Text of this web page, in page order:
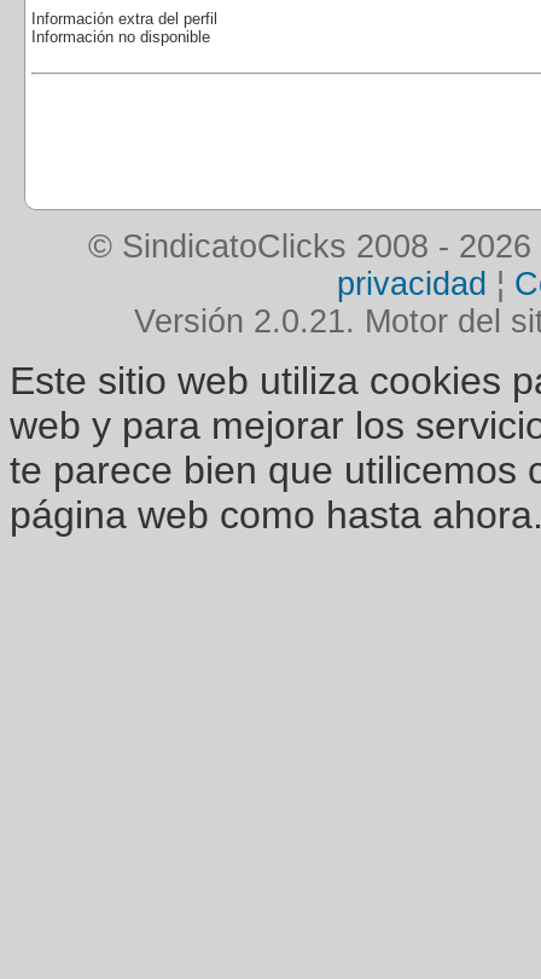
Información extra del perfil
Información no disponible
© SindicatoClicks 2008 - 2026
privacidad ¦
Versión 2.0.21. Motor del
Este sitio web utiliza cookies
web y para mejorar los
te parece bien que utilicemos
página web como hasta